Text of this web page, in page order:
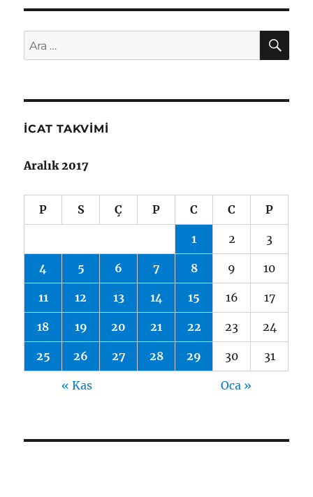
Ara:
İCAT TAKVIMI
Aralık 2017
P S Ç P C C P
1 2 3
4 5 6 7 8 9 10
11 12 13 14 15 16 17
18 19 20 21 22 23 24
25 26 27 28 29 30 31
« Kas Oca »